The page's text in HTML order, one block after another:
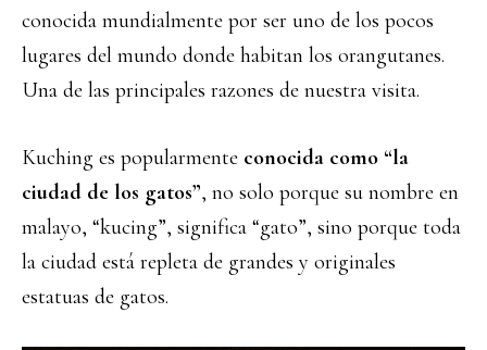
conocida mundialmente por ser uno de los pocos
lugares del mundo donde habitan los orangutanes.
Una de las principales razones de nuestra visita.
Kuching es popularmente conocida como “la
ciudad de los gatos”, no solo porque su nombre en
malayo, “kucing”, significa “gato”, sino porque toda
la ciudad está repleta de grandes y originales
estatuas de gatos.